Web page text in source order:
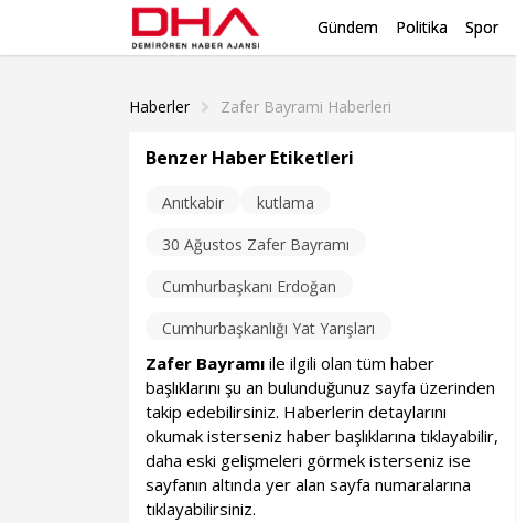
Gündem Politika Spor
Haberler
Zafer Bayrami Haberleri
Benzer Haber Etiketleri
Anıtkabir
kutlama
30 Ağustos Zafer Bayramı
Cumhurbaşkanı Erdoğan
Cumhurbaşkanlığı Yat Yarışları
Zafer Bayramı ile ilgili olan tüm haber
başlıklarını şu an bulunduğunuz sayfa üzerinden
takip edebilirsiniz. Haberlerin detaylarını
okumak isterseniz haber başlıklarına tıklayabilir,
daha eski gelişmeleri görmek isterseniz ise
sayfanın altında yer alan sayfa numaralarına
tıklayabilirsiniz.